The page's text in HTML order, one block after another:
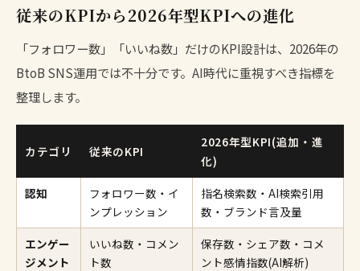
従来のKPIから2026年型KPIへの進化
「フォロワー数」「いいね数」だけのKPI設計は、2026年の
BtoB SNS運用では不十分です。AI時代に重視すべき指標を
整理します。
カテゴリ 従来のKPI
2026年型KPI(追加・進
化)
認知
フォロワー数・イ
ンプレッション
指名検索数・AI検索引用
数・ブランド言及量
エンゲー
ジメント
いいね数・コメン
ト数
保存数・シェア数・コメ
ント感情指数(AI解析)